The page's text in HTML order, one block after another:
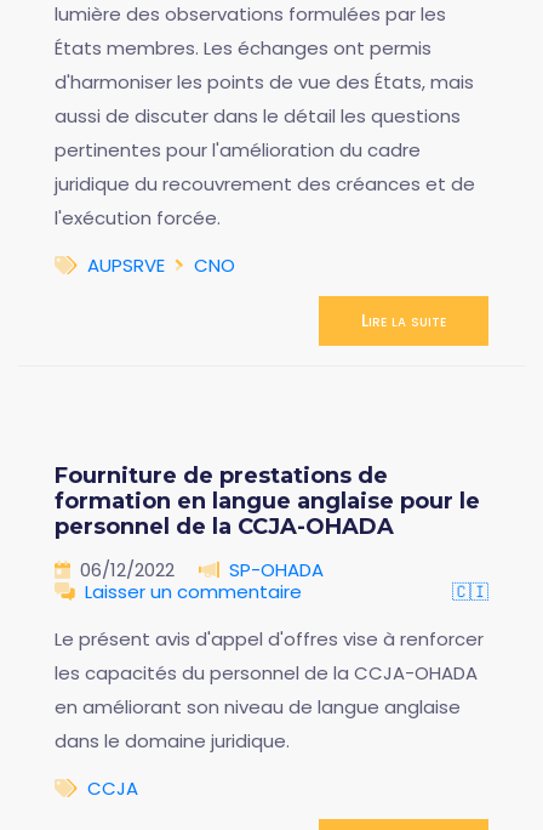
lumière des observations formulées par les
États membres. Les échanges ont permis
d'harmoniser les points de vue des États, mais
aussi de discuter dans le détail les questions
pertinentes pour l'amélioration du cadre
juridique du recouvrement des créances et de
l'exécution forcée.
AUPSRVE
CNO
Lire la suite
Fourniture de prestations de
formation en langue anglaise pour le
personnel de la CCJA-OHADA
06/12/2022
SP-OHADA
Laisser un commentaire
🇨🇮
Le présent avis d'appel d'offres vise à renforcer
les capacités du personnel de la CCJA-OHADA
en améliorant son niveau de langue anglaise
dans le domaine juridique.
CCJA